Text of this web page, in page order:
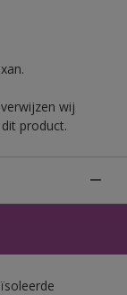
wij
product.